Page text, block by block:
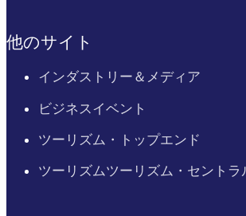
他のサイト
インダストリー＆メディア
ビジネスイベント
ツーリズム・トップエンド
ツーリズムツーリズム・セント